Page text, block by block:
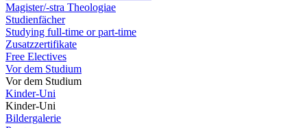
Magister/-stra Theologiae
Studienfächer
Studying full-time or part-time
Zusatzzertifikate
Free Electives
Vor dem Studium
Vor dem Studium
Kinder-Uni
Kinder-Uni
Bildergalerie